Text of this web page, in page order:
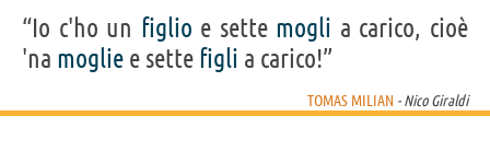
“Io c'ho un figlio e sette mogli a carico, cioè
'na moglie e sette figli a carico!”
TOMAS MILIAN - Nico Giraldi